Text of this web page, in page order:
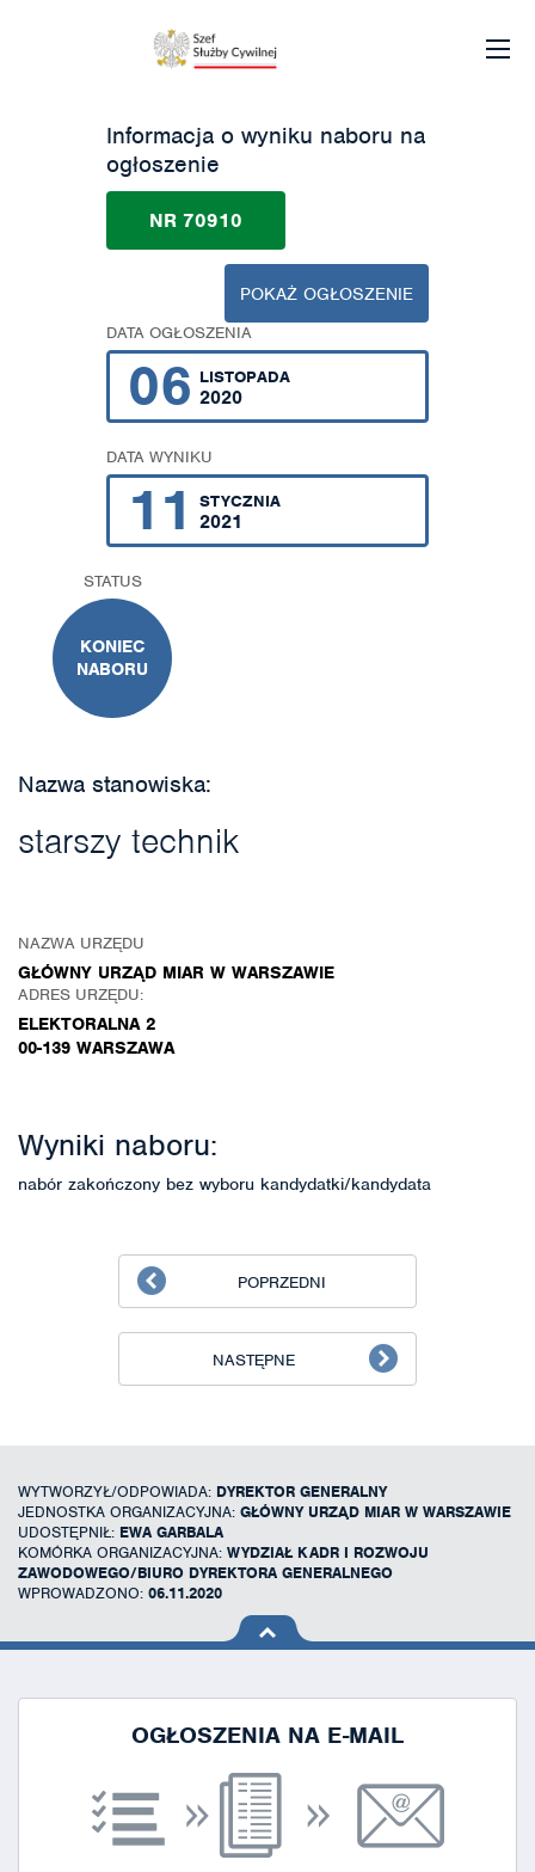
Informacja o wyniku naboru na
ogłoszenie
NR 70910
POKAŻ OGŁOSZENIE
DATA OGŁOSZENIA
06 LISTOPADA
2020
DATA WYNIKU
11 STYCZNIA
2021
STATUS
KONIEC
NABORU
Nazwa stanowiska:
starszy technik
NAZWA URZĘDU
GŁÓWNY URZĄD MIAR W WARSZAWIE
ADRES URZĘDU:
ELEKTORALNA 2
00-139 WARSZAWA
Wyniki naboru:
nabór zakończony bez wyboru kandydatki/kandydata
POPRZEDNI
NASTĘPNE
WYTWORZYŁ/ODPOWIADA: DYREKTOR GENERALNY
JEDNOSTKA ORGANIZACYJNA: GŁÓWNY URZĄD MIAR W WARSZAWIE
UDOSTĘPNIŁ: EWA GARBALA
KOMÓRKA ORGANIZACYJNA: WYDZIAŁ KADR I ROZWOJU
ZAWODOWEGO/BIURO DYREKTORA GENERALNEGO
WPROWADZONO: 06.11.2020
na górę
OGŁOSZENIA NA E-MAIL